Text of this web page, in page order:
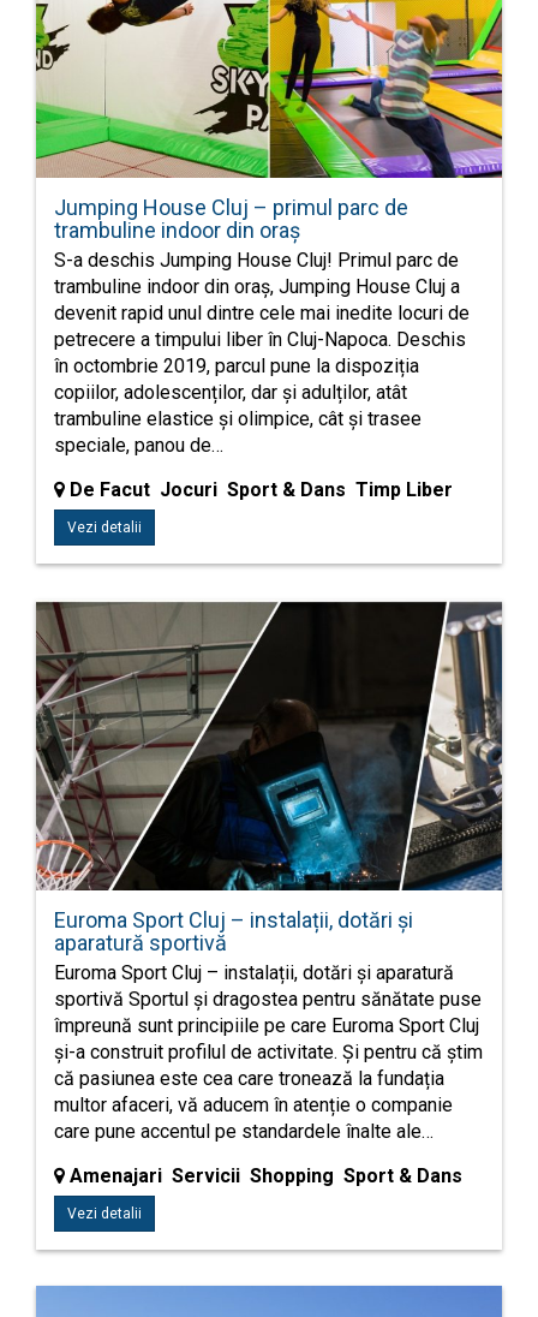
Jumping House Cluj – primul parc de
trambuline indoor din oraș
S-a deschis Jumping House Cluj! Primul parc de
trambuline indoor din oraș, Jumping House Cluj a
devenit rapid unul dintre cele mai inedite locuri de
petrecere a timpului liber în Cluj-Napoca. Deschis
în octombrie 2019, parcul pune la dispoziția
copiilor, adolescenților, dar și adulților, atât
trambuline elastice și olimpice, cât și trasee
speciale, panou de…
De Facut Jocuri Sport & Dans Timp Liber
Vezi detalii
Euroma Sport Cluj – instalații, dotări și
aparatură sportivă
Euroma Sport Cluj – instalații, dotări și aparatură
sportivă Sportul și dragostea pentru sănătate puse
împreună sunt principiile pe care Euroma Sport Cluj
și-a construit profilul de activitate. Și pentru că știm
că pasiunea este cea care tronează la fundația
multor afaceri, vă aducem în atenție o companie
care pune accentul pe standardele înalte ale…
Amenajari Servicii Shopping Sport & Dans
Vezi detalii